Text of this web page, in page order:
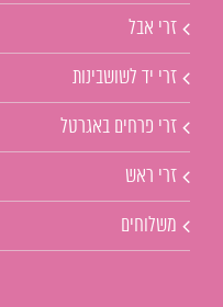
זרי אבל
זרי יד לשושבינות
זרי פרחים באגרטל
זרי ראש
משלוחים